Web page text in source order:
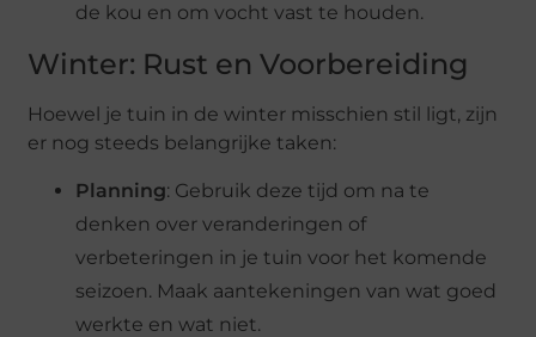
de kou en om vocht vast te houden​.
Winter: Rust en Voorbereiding
Hoewel je tuin in de winter misschien stil ligt, zijn
er nog steeds belangrijke taken:
Planning: Gebruik deze tijd om na te
denken over veranderingen of
verbeteringen in je tuin voor het komende
seizoen. Maak aantekeningen van wat goed
werkte en wat niet​.